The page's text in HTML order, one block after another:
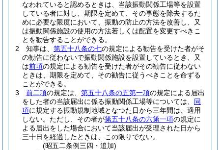
なわれていると認めるときは、当該振動関係工場等を設置
している者に対し、期限を定めて、その事態を除去するた
めに必要な限度において、振動の防止の方法を改善し、又
は振動関係施設の使用の方法若しくは配置を変更すべきこ
とを勧告することができる。
2
知事は、 第五十八条の七の規定による勧告を受けた者がそ
の勧告に従わないで振動関係施設を設置しているとき、又
は前項の規定による勧告を受けた者がその勧告に従わない
ときは、期限を定めて、その勧告に従うべきことを命ずる
ことができる。
3
前二項の規定は、 第五十八条の五第一項の規定による届出
をした者の当該届出に係る振動関係工場等については、 同
項に規定する振動規制地域となつた日から三年間は、適用
しない。 ただし、その者が第五十八条の六第一項の規定に
よる届出をした場合において当該届出が受理された日から
三十日を経過したときは、この限りでない。
(昭五二条例三四・追加)